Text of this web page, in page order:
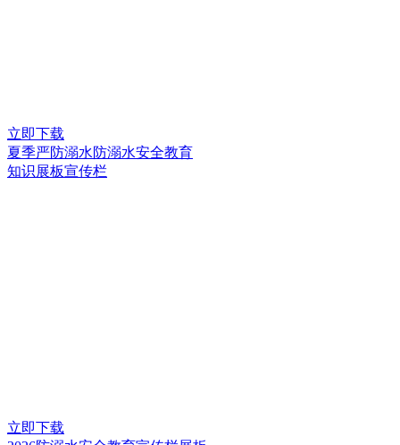
立即下载
夏季严防溺水防溺水安全教育
知识展板宣传栏
立即下载